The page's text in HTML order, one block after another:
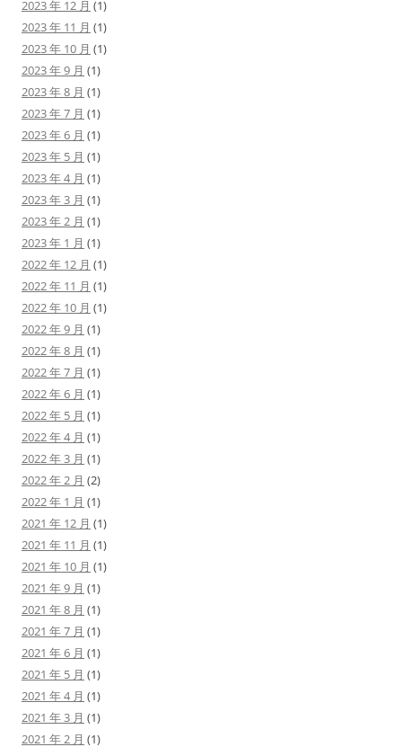
2023 年 12 月 (1)
2023 年 11 月 (1)
2023 年 10 月 (1)
2023 年 9 月 (1)
2023 年 8 月 (1)
2023 年 7 月 (1)
2023 年 6 月 (1)
2023 年 5 月 (1)
2023 年 4 月 (1)
2023 年 3 月 (1)
2023 年 2 月 (1)
2023 年 1 月 (1)
2022 年 12 月 (1)
2022 年 11 月 (1)
2022 年 10 月 (1)
2022 年 9 月 (1)
2022 年 8 月 (1)
2022 年 7 月 (1)
2022 年 6 月 (1)
2022 年 5 月 (1)
2022 年 4 月 (1)
2022 年 3 月 (1)
2022 年 2 月 (2)
2022 年 1 月 (1)
2021 年 12 月 (1)
2021 年 11 月 (1)
2021 年 10 月 (1)
2021 年 9 月 (1)
2021 年 8 月 (1)
2021 年 7 月 (1)
2021 年 6 月 (1)
2021 年 5 月 (1)
2021 年 4 月 (1)
2021 年 3 月 (1)
2021 年 2 月 (1)